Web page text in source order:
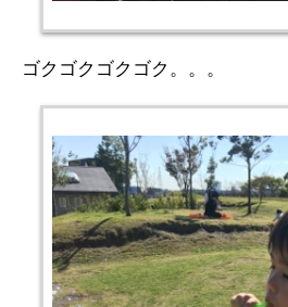
ゴクゴクゴクゴク。。。